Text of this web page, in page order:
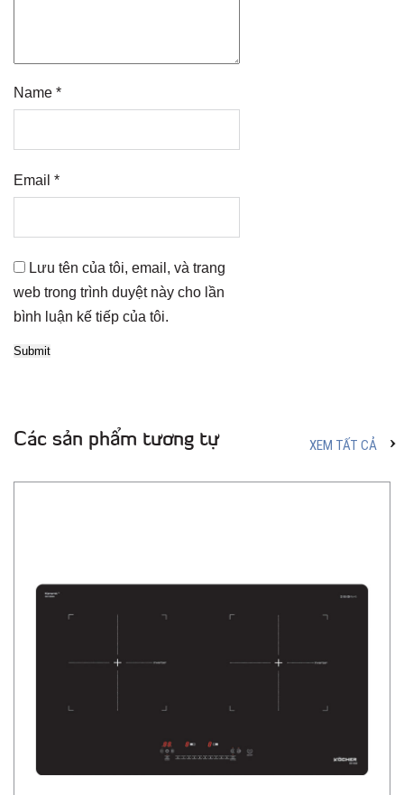
Name *
Email *
Lưu tên của tôi, email, và trang
web trong trình duyệt này cho lần
bình luận kế tiếp của tôi.
Các sản phẩm tương tự XEM TẤT CẢ